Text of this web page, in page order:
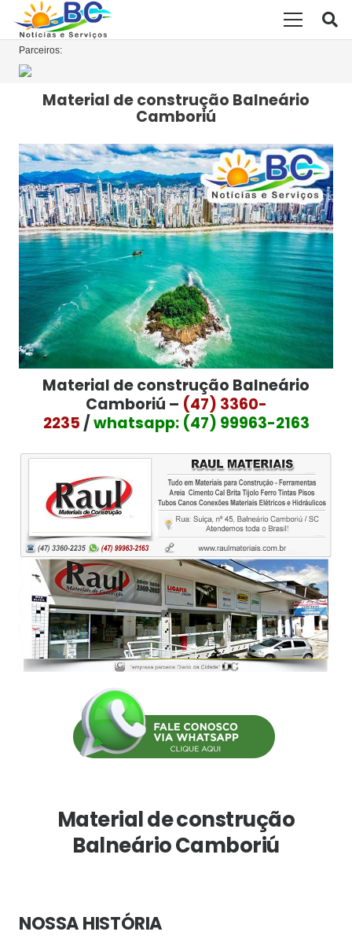
Parceiros:
Material de construção Balneário
Camboriú
Material de construção Balneário
Camboriú – (47) 3360-
2235/whatsapp: (47) 99963-2163
Material de construção
Balneário Camboriú
NOSSA HISTÓRIA